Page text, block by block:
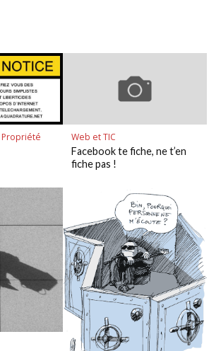
Propriété
Web et TIC
Facebook te fiche, ne t’en
fiche pas !